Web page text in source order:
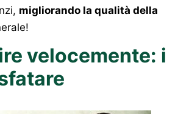
migliorando la qualità della
velocemente: i